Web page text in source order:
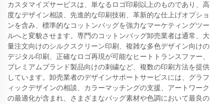
カスタマイズサービスは、単なるロゴ印刷以上のものであり、高
度なデザイン相談、先進的な印刷技術、革新的な仕上げオプショ
ンを含み、標準的なコットンバッグを強力なマーケティングツー
ルへと変貌させます。専門のコットンバッグ卸売業者は通常、大
量注文向けのシルクスクリーン印刷、複雑な多色デザイン向けの
デジタル印刷、正確なロゴ再現が可能なヒートトランスファー、
プレミアムブランド製品向けの刺繍など、複数の印刷方法を提供
しています。卸売業者のデザインサポートサービスには、グラフ
ィックデザインの相談、カラーマッチングの支援、アートワーク
の最適化が含まれ、さまざまなバッグ素材や色調において最良の